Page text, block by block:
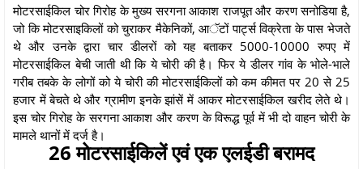
मोटरसाईकिल चोर गिरोह के मुख्य सरगना आकाश राजपूत और करण सनोडिया है,
जो कि मोटरसाइकिलों को चुराकर मैकेनिकों, आॅटों पार्ट्स विक्रेता के पास भेजते
थे और उनके द्वारा चार डीलरों को यह बताकर 5000-10000 रुपए में
मोटरसाईकिल बेची जाती थी कि ये चोरी की है। फिर ये डीलर गांव के भोले-भाले
गरीब तबके के लोगों को ये चोरी की मोटरसाईकिलों को कम कीमत पर 20 से 25
हजार में बेचते थे और ग्रामीण इनके झांसें में आकर मोटरसाईकिल खरीद लेते थे।
इस चोर गिरोह के सरगना आकाश और करण के विरूद्ध पूर्व में भी दो वाहन चोरी के
मामले थानों में दर्ज है।
26 मोटरसाईकिलें एवं एक एलईडी बरामद